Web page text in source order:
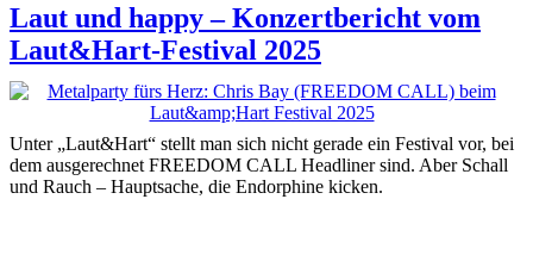
Laut und happy – Konzertbericht vom
Laut&Hart-Festival 2025
Unter „Laut&Hart“ stellt man sich nicht gerade ein Festival vor, bei
dem ausgerechnet FREEDOM CALL Headliner sind. Aber Schall
und Rauch – Hauptsache, die Endorphine kicken.